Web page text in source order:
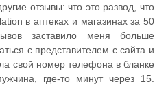
отзывы: что это развод, что
в аптеках и магазинах за 50
заставило меня больше
с представителем с сайта и
свой номер телефона в бланке
где-то минут через 15.